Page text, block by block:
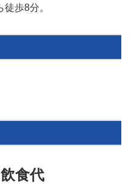
歩8分。
食代